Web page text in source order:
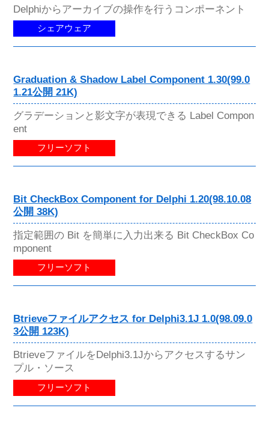
Delphiからアーカイブの操作を行うコンポーネント
シェアウェア
Graduation & Shadow Label Component 1.30(99.0
1.21公開 21K)
グラデーションと影文字が表現できる Label Compon
ent
フリーソフト
Bit CheckBox Component for Delphi 1.20(98.10.08
公開 38K)
指定範囲の Bit を簡単に入力出来る Bit CheckBox Co
mponent
フリーソフト
Btrieveファイルアクセス for Delphi3.1J 1.0(98.09.0
3公開 123K)
BtrieveファイルをDelphi3.1Jからアクセスするサン
プル・ソース
フリーソフト